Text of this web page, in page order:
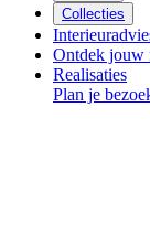
Collecties
Ontdek jouw
Realisaties
Plan je